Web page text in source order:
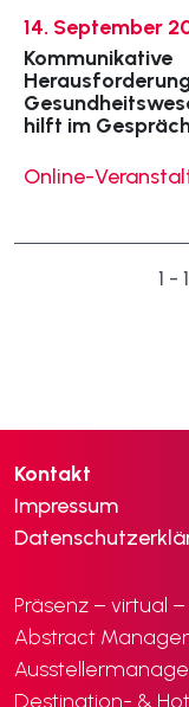
14. September
Kommunikative
hilft im
Online-
1 -
Kontakt
Impressum
Präsenz – virtual
Abstract
Destination- &